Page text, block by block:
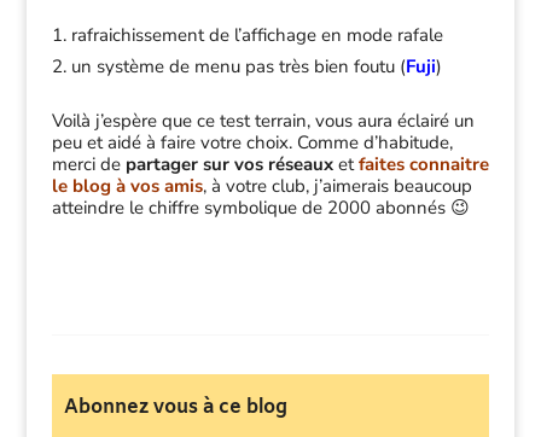
rafraichissement de l’affichage en mode rafale
un système de menu pas très bien foutu (Fuji)
Voilà j’espère que ce test terrain, vous aura éclairé un
peu et aidé à faire votre choix. Comme d’habitude,
merci de partager sur vos réseauxetfaites connaitre
le blog à vos amis, à votre club, j’aimerais beaucoup
atteindre le chiffre symbolique de 2000 abonnés 😉
Abonnez vous à ce blog